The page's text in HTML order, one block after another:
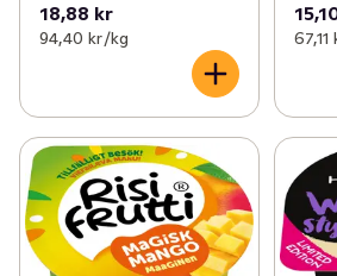
18,88 kr
94,40 kr /kg 67,11